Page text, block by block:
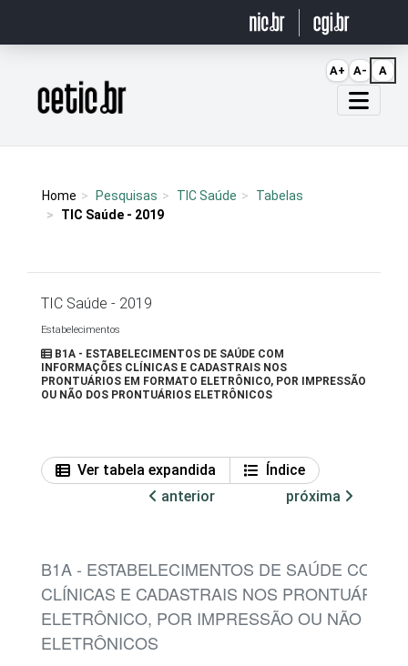
Página inicial
Home Pesquisas TIC Saúde
Tabelas
TIC Saúde - 2019
TIC Saúde - 2019
Estabelecimentos
B1A - ESTABELECIMENTOS DE SAÚDE COM
INFORMAÇÕES CLÍNICAS E CADASTRAIS NOS
PRONTUÁRIOS EM FORMATO ELETRÔNICO, POR IMPRESSÃO
OU NÃO DOS PRONTUÁRIOS ELETRÔNICOS
Ver tabela expandida
Índice
anterior
próxima
B1A - ESTABELECIMENTOS DE SAÚDE COM
CLÍNICAS E CADASTRAIS NOS PRONTUÁRIOS
ELETRÔNICO, POR IMPRESSÃO OU NÃO
ELETRÔNICOS
A+ A- A